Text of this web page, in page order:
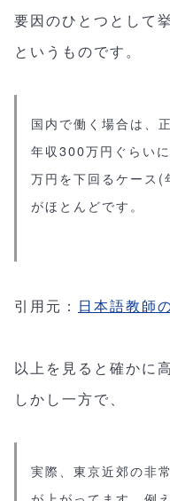
要因のひとつとして
というものです。
国内で働く場合は、
年収300万円ぐらい
万円を下回るケース
がほとんどです。
引用元： 日本語教師
以上を見ると確かに
しかし一方で、
実際、東京近郊の非